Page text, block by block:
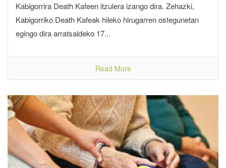
Kabigorrira Death Kafeen itzulera izango dira. Zehazki,
Kabigorriko Death Kafeak hileko hirugarren ostegunetan
egingo dira arratsaldeko 17...
Read More